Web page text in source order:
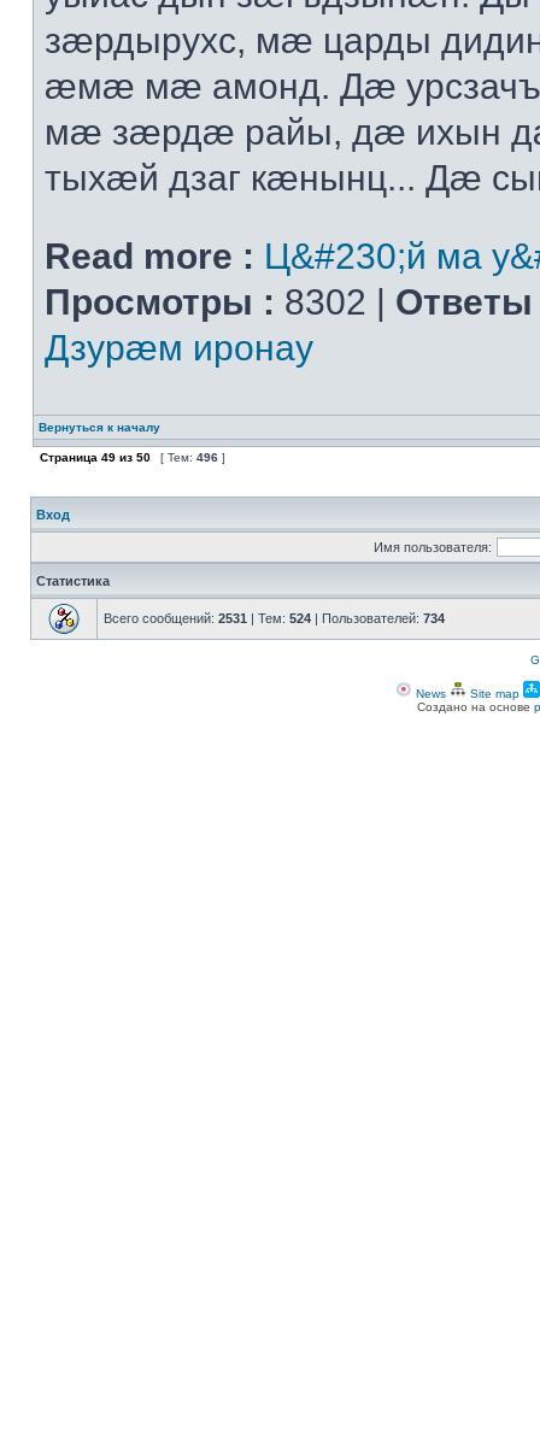
зæрдырухс, мæ царды
æмæ мæ амонд. Дæ
мæ зæрдæ райы, дæ ихын
тыхæй дзаг кæнынц... Дæ
Read more : Ц&#230;й ма
Просмотры : 8302 | Ответы
Дзурæм иронау
Вернуться к началу
Страница 49 из 50 [ Тем: 496 ]
Вход
Имя пользователя:
Статистика
Всего сообщений: 2531 | Тем: 524 | Пользователей: 734
News Site map
Создано на основе